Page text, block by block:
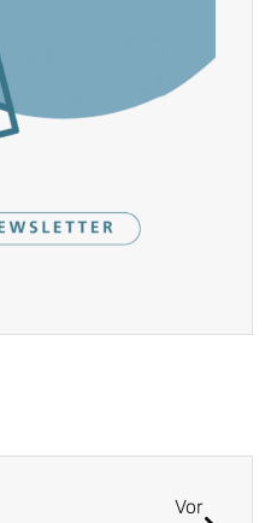
Vor